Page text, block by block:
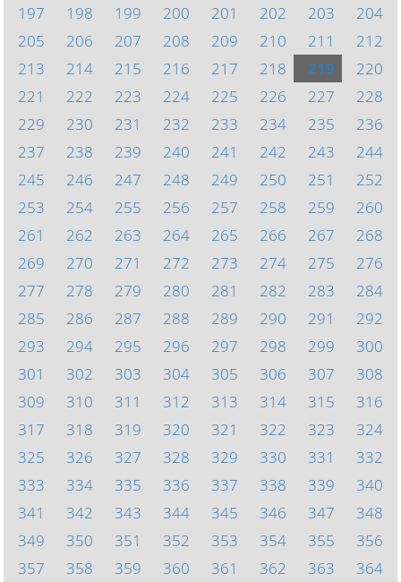
197
198 199 200 201 202 203
204
205
206 207 208 209 210 211
212
213
214 215 216 217 218 219
220
221
222 223 224 225 226 227
228
229
230 231 232 233 234 235
236
237
238 239 240 241 242 243
244
245
246 247 248 249 250 251
252
253
254 255 256 257 258 259
260
261
262 263 264 265 266 267
268
269
270 271 272 273 274 275
276
277
278 279 280 281 282 283
284
285
286 287 288 289 290 291
292
293
294 295 296 297 298 299
300
301
302 303 304 305 306 307
308
309
310 311 312 313 314 315
316
317
318 319 320 321 322 323
324
325
326 327 328 329 330 331
332
333
334 335 336 337 338 339
340
341
342 343 344 345 346 347
348
349
350 351 352 353 354 355
356
357
358 359 360 361 362 363 364